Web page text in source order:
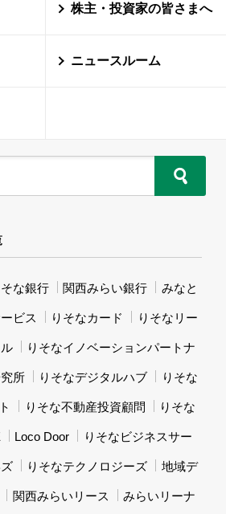
株主・投資家の皆さまへ
ニュースルーム
な銀行 関西みらい銀行 みなと
ビス りそなカード りそなリー
りそなイノベーションパートナ
所 りそなデジタルハブ りそな
りそな不動産投資顧問 りそな
Loco Door りそなビジネスサー
りそなテクノロジーズ 地域デ
関西みらいリース みらいリーナ